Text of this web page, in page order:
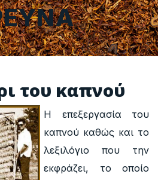
του καπνού
Η επεξεργασία του
καπνού καθώς και το
λεξιλόγιο που την
εκφράζει, το οποίο